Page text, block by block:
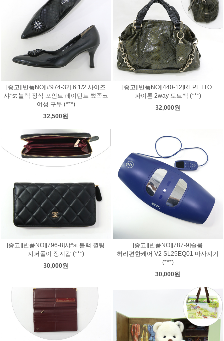
[중고][반품NO][#974-32] 6 1/2 사이즈
샤*st 블랙 장식 포인트 페이던트 뾰족코
여성 구두 (***)
32,500원
[중고][반품NO][440-12]REPETTO.
파이톤 2way 토트백 (***)
32,000원
[중고][반품NO][796-8]샤*st 블랙 퀼팅
지퍼돌이 장지갑 (***)
30,000원
[중고][반품NO][787-9]슬룸
허리편한케어 V2 SL25EQ01 마사지기
(***)
30,000원